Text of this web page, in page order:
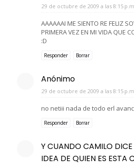
29 de octubre de 2009 a las 8:15 p.m.
AAAAAAI ME SIENTO RE FELIZ
PRIMERA VEZ EN MI VIDA QUE
:D
Responder Borrar
Anónimo
29 de octubre de 2009 a las 8:15 p.m.
no netiii nada de todo erl
Responder Borrar
Y CUANDO CAMILO
IDEA DE QUIEN ES ESTA